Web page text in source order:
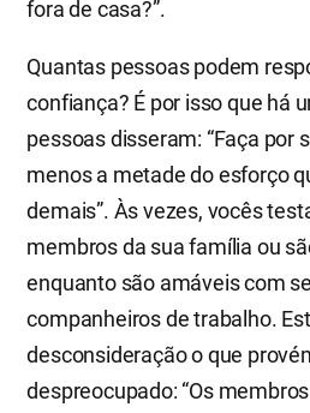
fora de casa?”.
Quantas pessoas podem
confiança? É por isso que há
pessoas disseram: “Faça por
menos a metade do esforço
demais”. Às vezes, vocês
membros da sua família ou
enquanto são amáveis com
companheiros de trabalho.
desconsideração o que
despreocupado: “Os